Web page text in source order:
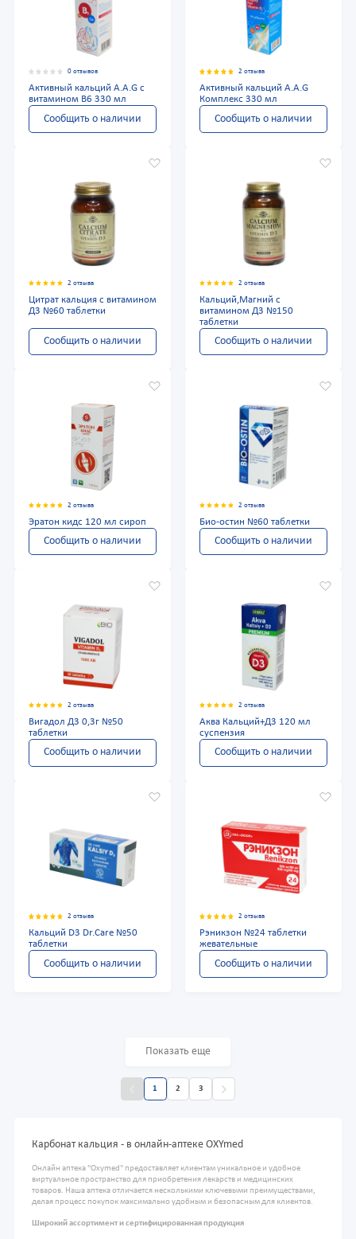
0 отзывов
Активный кальций A.A.G с
витамином В6 330 мл
Сообщить о наличии
2 отзыва
Активный кальций A.A.G
Комплекс 330 мл
Сообщить о наличии
2 отзыва
Цитрат кальция с витамином
Д3 №60 таблетки
Сообщить о наличии
2 отзыва
Кальций,Магний с
витамином Д3 №150
таблетки
Сообщить о наличии
2 отзыва
Эратон кидс 120 мл сироп
Сообщить о наличии
2 отзыва
Био-остин №60 таблетки
Сообщить о наличии
2 отзыва
Вигадол Д3 0,3г №50
таблетки
Сообщить о наличии
2 отзыва
Аква Кальций+Д3 120 мл
суспензия
Сообщить о наличии
2 отзыва
Кальций D3 Dr.Care №50
таблетки
Сообщить о наличии
2 отзыва
Рэникзон №24 таблетки
жевательные
Сообщить о наличии
Показать еще
1 2 3
Карбонат кальция - в онлайн-аптеке OXYmed
Онлайн аптека "Oxymed" предоставляет клиентам уникальное и удобное
виртуальное пространство для приобретения лекарств и медицинских
товаров. Наша аптека отличается несколькими ключевыми преимуществами,
делая процесс покупок максимально удобным и безопасным для клиентов.
Широкий ассортимент и сертифицированная продукция